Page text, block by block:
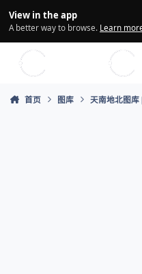
View in the app
A better way to browse. Learn
首页 图库 天南地北图库